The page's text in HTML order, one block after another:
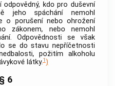
odpovědný, kdo pro duševní
jeho spáchání nemohl
o porušení nebo ohrožení
zákonem, nebo nemohl
Odpovědnosti se však
se do stavu nepříčetnosti
požitím alkoholu
látky.1)
§ 6